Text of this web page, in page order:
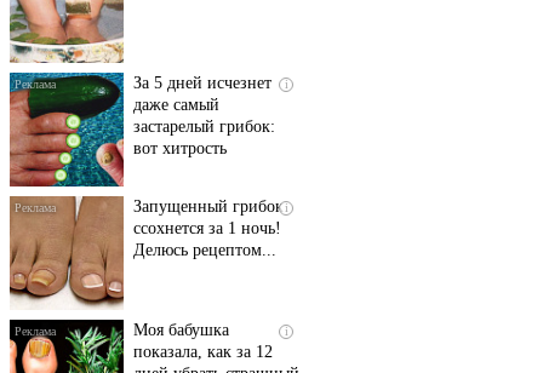
даже самый
застарелый грибок:
вот хитрость
ссохнется за 1 ночь!
Делюсь рецептом...
показала, как за 12
дней убрать страшный